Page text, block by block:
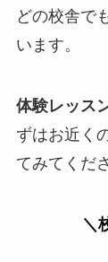
どの校舎で
います。
体験レッス
ずはお近く
てみてくだ
＼